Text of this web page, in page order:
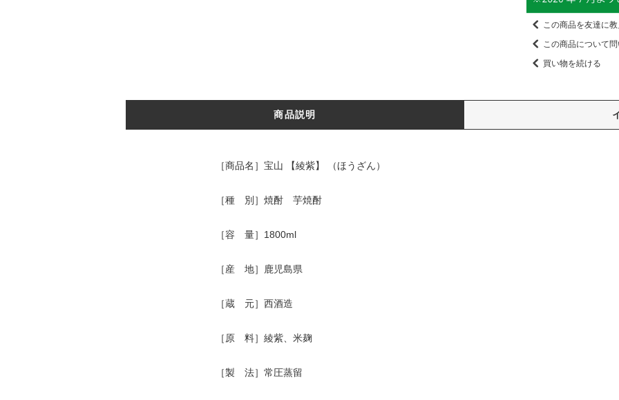
この商品を友達に教
この商品について
買い物を続ける
商品説明
［商品名］宝山 【綾紫】 （ほうざん）
［種 別］焼酎 芋焼酎
［容 量］1800ml
［産 地］鹿児島県
［蔵 元］西酒造
［原 料］綾紫、米麹
［製 法］常圧蒸留